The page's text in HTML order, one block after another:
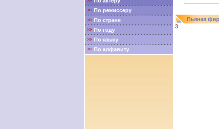
По режиссеру
По стране
По году
По языку
По алфавиту
Пьяная
3